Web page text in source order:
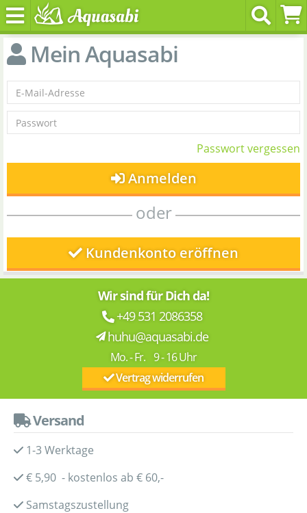
Mein Aquasabi
Passwort vergessen
Anmelden
oder
Kundenkonto eröffnen
Wir sind für Dich da!
+49 531 2086358
huhu@aquasabi.de
Mo. - Fr. 9 - 16 Uhr
Vertrag widerrufen
Versand
1-3 Werktage
€ 5,90 - kostenlos ab € 60,-
Samstagszustellung